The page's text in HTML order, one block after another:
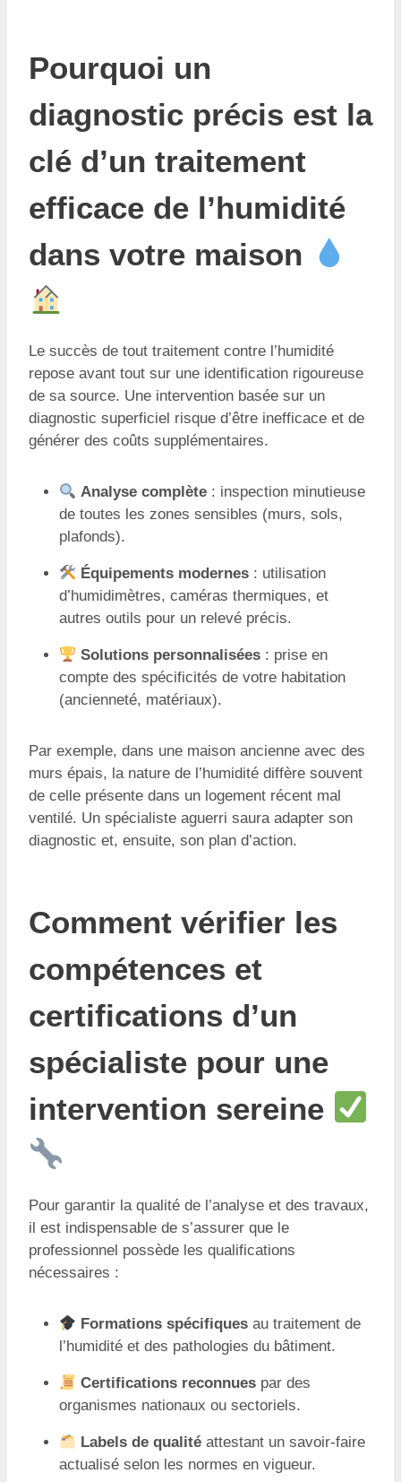
Pourquoi un
diagnostic précis est la
clé d’un traitement
efficace de l’humidité
dans votre maison
Le succès de tout traitement contre l’humidité
repose avant tout sur une identification rigoureuse
de sa source. Une intervention basée sur un
diagnostic superficiel risque d’être inefficace et de
générer des coûts supplémentaires.
Analyse complète : inspection minutieuse
de toutes les zones sensibles (murs, sols,
plafonds).
Équipements modernes : utilisation
d’humidimètres, caméras thermiques, et
autres outils pour un relevé précis.
Solutions personnalisées : prise en
compte des spécificités de votre habitation
(ancienneté, matériaux).
Par exemple, dans une maison ancienne avec des
murs épais, la nature de l’humidité diffère souvent
de celle présente dans un logement récent mal
ventilé. Un spécialiste aguerri saura adapter son
diagnostic et, ensuite, son plan d’action.
Comment vérifier les
compétences et
certifications d’un
spécialiste pour une
intervention sereine
Pour garantir la qualité de l’analyse et des travaux,
il est indispensable de s’assurer que le
professionnel possède les qualifications
nécessaires :
Formations spécifiques au traitement de
l’humidité et des pathologies du bâtiment.
Certifications reconnues par des
organismes nationaux ou sectoriels.
Labels de qualité attestant un savoir-faire
actualisé selon les normes en vigueur.